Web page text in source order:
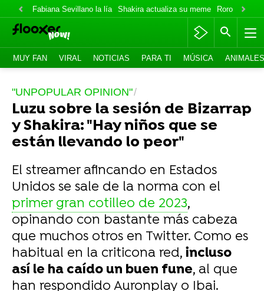
Fabiana Sevillano la lía Shakira actualiza su meme Roro lo niega
MUY FAN VIRAL NOTICIAS PARA TI MÚSICA ANIMALES
"UNPOPULAR OPINION"
Luzu sobre la sesión de Bizarrap
y Shakira: "Hay niños que se
están llevando lo peor"
El streamer afincando en Estados
Unidos se sale de la norma con el
primer gran cotilleo de 2023,
opinando con bastante más cabeza
que muchos otros en Twitter. Como es
habitual en la criticona red, incluso
así le ha caído un buen fune, al que
han respondido Auronplay o Ibai.